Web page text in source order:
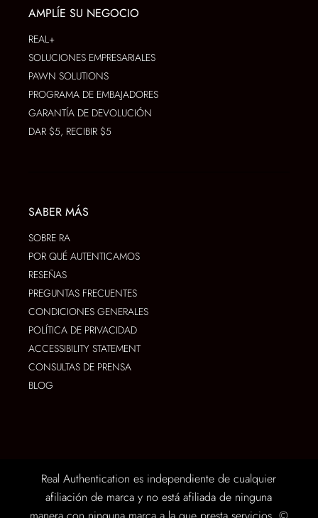
AMPLÍE SU NEGOCIO
REAL+
SOLUCIONES EMPRESARIALES
PAWN SOLUTIONS
PROGRAMA DE EMBAJADORES
GARANTÍA DE DEVOLUCIÓN
DAR $5, RECIBIR $5
SABER MÁS
SOBRE RA
POR QUÉ AUTENTICAMOS
RESEÑAS
PREGUNTAS FRECUENTES
CONDICIONES GENERALES
POLÍTICA DE PRIVACIDAD
ACCESSIBILITY STATEMENT
CONSULTAS DE PRENSA
BLOG
Real Authentication es independiente de cualquier
afiliación de marca y no está afiliada de ninguna